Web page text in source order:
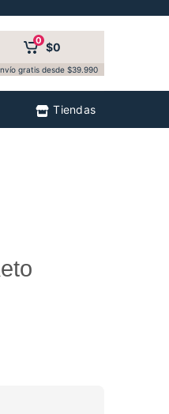
0 $0
gratis desde $39.990
Tiendas